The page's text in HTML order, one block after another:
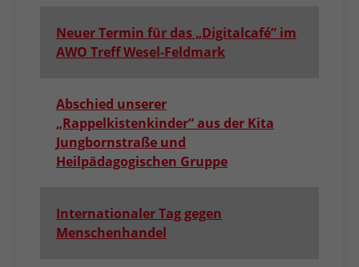
Neuer Termin für das „Digitalcafé” im
AWO Treff Wesel-Feldmark
Abschied unserer
„Rappelkistenkinder“ aus der Kita
Jungbornstraße und
Heilpädagogischen Gruppe
Internationaler Tag gegen
Menschenhandel